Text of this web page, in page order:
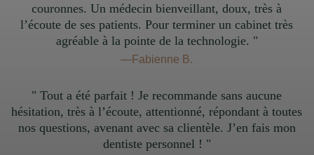
couronnes. Un médecin bienveillant, doux, très à
l’écoute de ses patients. Pour terminer un cabinet très
agréable à la pointe de la technologie. "
—Fabienne B.
" Tout a été parfait ! Je recommande sans aucune
hésitation, très à l’écoute, attentionné, répondant à toutes
nos questions, avenant avec sa clientèle. J’en fais mon
dentiste personnel ! "